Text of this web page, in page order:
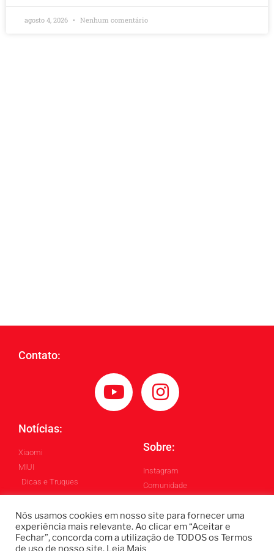
agosto 4, 2026 Nenhum comentário
Contato:
Notícias:
Xiaomi
MIUI
Dicas e Truques
Sobre:
Instagram
Comunidade
Todos os Direitos Reservados ©
Blintech - Lukas Blindado
Nós usamos cookies em nosso site para fornecer uma
experiência mais relevante. Ao clicar em “Aceitar e
Fechar”, concorda com a utilização de TODOS os Termos
de uso de nosso site. Leia Mais